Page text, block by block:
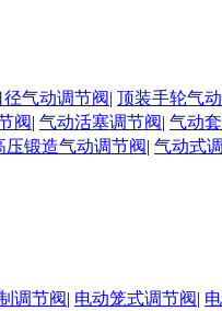
气动调节阀| 顶装手轮气
阀| 气动活塞调节阀| 气动
压锻造气动调节阀| 气动式
调节阀| 电动笼式调节阀|